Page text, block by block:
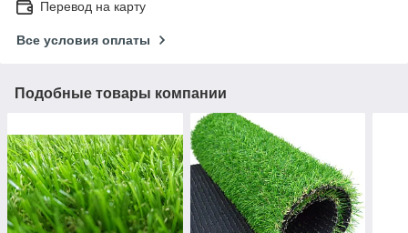
Перевод на карту
Все условия оплаты
Подобные товары компании